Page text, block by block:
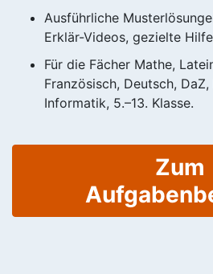
Ausführliche
Erklär-Videos, gezielte
Für die Fächer Mathe,
Französisch, Deutsch,
Informatik, 5.–13. Klasse.
Zum